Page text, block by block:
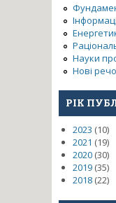
Науки
Нові
РІК
2023 (10)
2021 (19)
2020 (30)
2019 (35)
2018 (22)